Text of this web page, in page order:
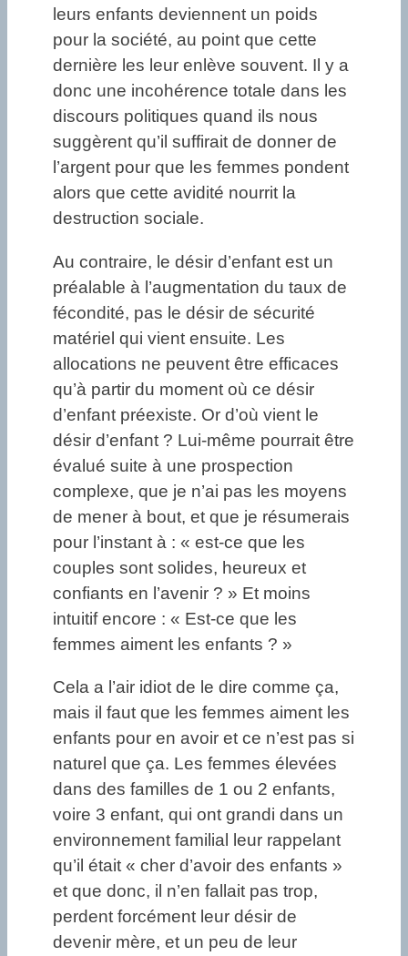
leurs enfants deviennent un poids
pour la société, au point que cette
dernière les leur enlève souvent. Il y a
donc une incohérence totale dans les
discours politiques quand ils nous
suggèrent qu’il suffirait de donner de
l’argent pour que les femmes pondent
alors que cette avidité nourrit la
destruction sociale.
Au contraire, le désir d’enfant est un
préalable à l’augmentation du taux de
fécondité, pas le désir de sécurité
matériel qui vient ensuite. Les
allocations ne peuvent être efficaces
qu’à partir du moment où ce désir
d’enfant préexiste. Or d’où vient le
désir d’enfant ? Lui-même pourrait être
évalué suite à une prospection
complexe, que je n’ai pas les moyens
de mener à bout, et que je résumerais
pour l’instant à : « est-ce que les
couples sont solides, heureux et
confiants en l’avenir ? » Et moins
intuitif encore : « Est-ce que les
femmes aiment les enfants ? »
Cela a l’air idiot de le dire comme ça,
mais il faut que les femmes aiment les
enfants pour en avoir et ce n’est pas si
naturel que ça. Les femmes élevées
dans des familles de 1 ou 2 enfants,
voire 3 enfant, qui ont grandi dans un
environnement familial leur rappelant
qu’il était « cher d’avoir des enfants »
et que donc, il n’en fallait pas trop,
perdent forcément leur désir de
devenir mère, et un peu de leur